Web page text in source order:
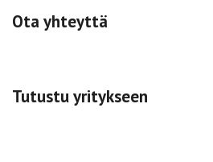
Ota yhteyttä
Tutustu yritykseen